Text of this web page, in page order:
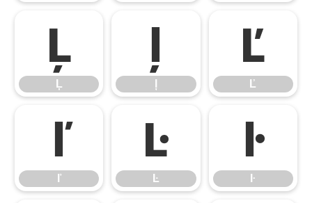
Ļ
Ļ
ļ Ľ
Ľ
ľ
ľ
Ŀ
Ŀ
ŀ
ŀ